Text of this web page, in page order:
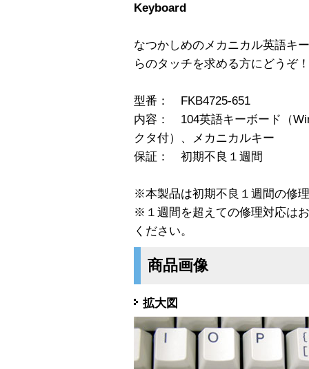
Keyboard
なつかしめのメカニカル英語キ
らのタッチを求める方にどうぞ！
型番： FKB4725-651
内容： 104英語キーボード（
クタ付）、メカニカルキー
保証： 初期不良１週間
※本製品は初期不良１週間の修
※１週間を超えての修理対応は
ください。
商品画像
拡大図